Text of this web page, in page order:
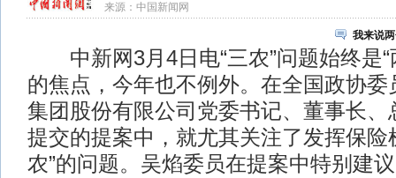
来源： 中国新闻网
我来说
中新网3月4日电“三农”问题始终是“
的焦点，今年也不例外。在全国政协委
集团股份有限公司党委书记、董事长、
提交的提案中，就尤其关注了发挥保险
农”的问题。吴焰委员在提案中特别建